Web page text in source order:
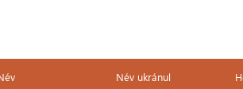
Név ukránul